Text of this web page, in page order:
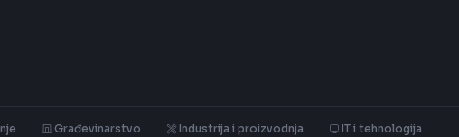
Građevinarstvo Industrija i proizvodnja IT i tehnologija